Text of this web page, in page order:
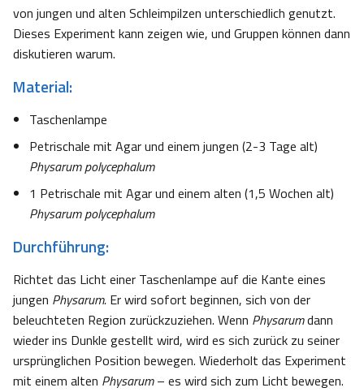
von jungen und alten Schleimpilzen unterschiedlich genutzt.
Dieses Experiment kann zeigen wie, und Gruppen können dann
diskutieren warum.
Material:
Taschenlampe
Petrischale mit Agar und einem jungen (2-3 Tage alt)
Physarum polycephalum
1 Petrischale mit Agar und einem alten (1,5 Wochen alt)
Physarum polycephalum
Durchführung:
Richtet das Licht einer Taschenlampe auf die Kante eines
jungen Physarum. Er wird sofort beginnen, sich von der
beleuchteten Region zurückzuziehen. Wenn Physarumdann
wieder ins Dunkle gestellt wird, wird es sich zurück zu seiner
ursprünglichen Position bewegen. Wiederholt das Experiment
mit einem alten Physarum– es wird sich zum Licht bewegen.